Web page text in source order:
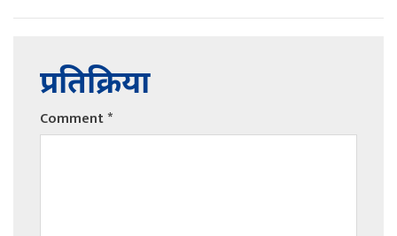
प्रतिक्रिया
Comment*